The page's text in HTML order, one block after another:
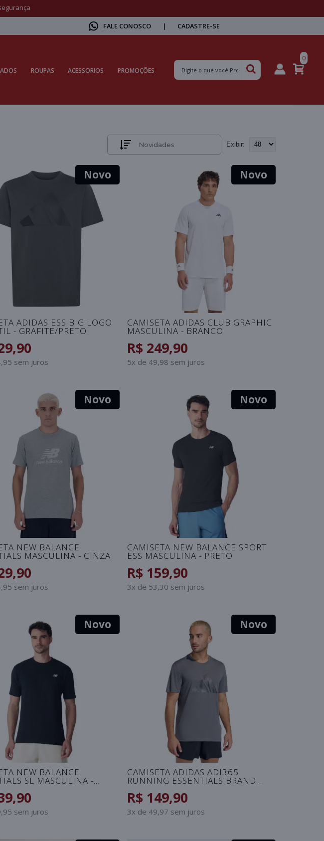
Sudeste acima de R$499,99
FALE CONOSCO | CADASTRE-SE
ROUPAS ACESSORIOS PROMOÇÕES
0
Exibir:
Novo
ADIDAS ESS BIG LOGO
- GRAFITE/PRETO
sem juros
Novo
CAMISETA ADIDAS CLUB GRAPHIC
MASCULINA - BRANCO
R$ 249,90
5x de 49,98 sem juros
Novo
NEW BALANCE
MASCULINA - CINZA
sem juros
Novo
CAMISETA NEW BALANCE SPORT
ESS MASCULINA - PRETO
R$ 159,90
3x de 53,30 sem juros
Novo
NEW BALANCE
SL MASCULINA -
sem juros
Novo
CAMISETA ADIDAS ADI365
RUNNING ESSENTIALS BRAND
R$ 149,90
3x de 49,97 sem juros